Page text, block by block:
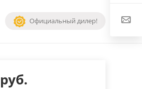
Официальный дилер!
руб.